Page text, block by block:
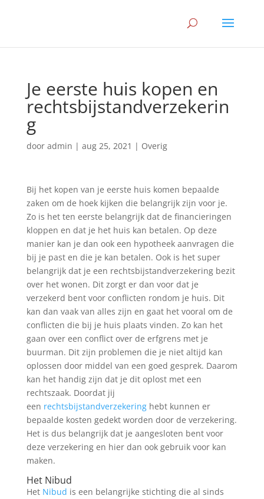
Je eerste huis kopen en
rechtsbijstandverzekerin
g
door admin | aug 25, 2021 | Overig
Bij het kopen van je eerste huis komen bepaalde
zaken om de hoek kijken die belangrijk zijn voor je.
Zo is het ten eerste belangrijk dat de financieringen
kloppen en dat je het huis kan betalen. Op deze
manier kan je dan ook een hypotheek aanvragen die
bij je past en die je kan betalen. Ook is het super
belangrijk dat je een rechtsbijstandverzekering bezit
over het wonen. Dit zorgt er dan voor dat je
verzekerd bent voor conflicten rondom je huis. Dit
kan dan vaak van alles zijn en gaat het vooral om de
conflicten die bij je huis plaats vinden. Zo kan het
gaan over een conflict over de erfgrens met je
buurman. Dit zijn problemen die je niet altijd kan
oplossen door middel van een goed gesprek. Daarom
kan het handig zijn dat je dit oplost met een
rechtszaak. Doordat jij
een rechtsbijstandverzekeringhebt kunnen er
bepaalde kosten gedekt worden door de verzekering.
Het is dus belangrijk dat je aangesloten bent voor
deze verzekering en hier dan ook gebruik voor kan
maken.
Het Nibud
Het Nibud is een belangrijke stichting die al sinds